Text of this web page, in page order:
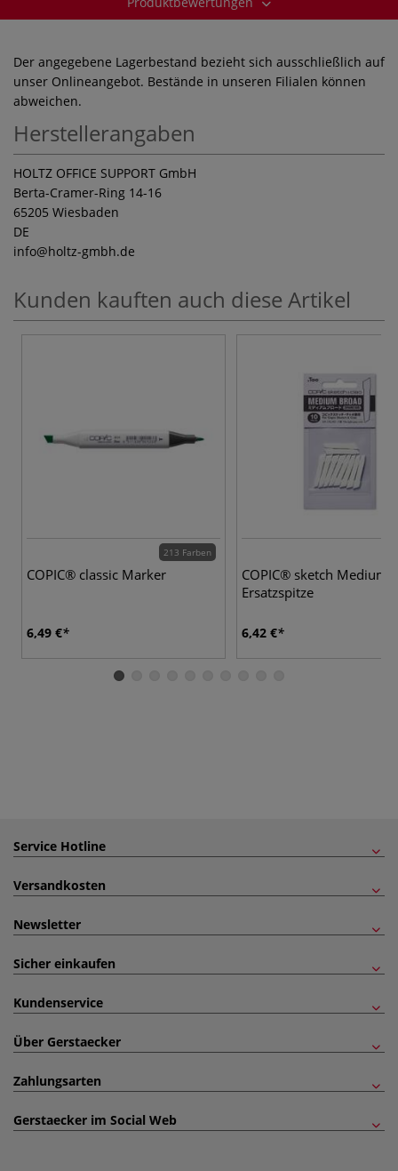
Der angegebene Lagerbestand bezieht sich ausschließlich auf
unser Onlineangebot. Bestände in unseren Filialen können
abweichen.
Herstellerangaben
HOLTZ OFFICE SUPPORT GmbH
Berta-Cramer-Ring 14-16
65205 Wiesbaden
DE
info@holtz-gmbh.de
Kunden kauften auch diese Artikel
213 Farben
COPIC® classic Marker
6,49 €
COPIC® sketch Medium
Ersatzspitze
6,42 €
Service Hotline
Versandkosten
Newsletter
Sicher einkaufen
Kundenservice
Über Gerstaecker
Zahlungsarten
Gerstaecker im Social Web